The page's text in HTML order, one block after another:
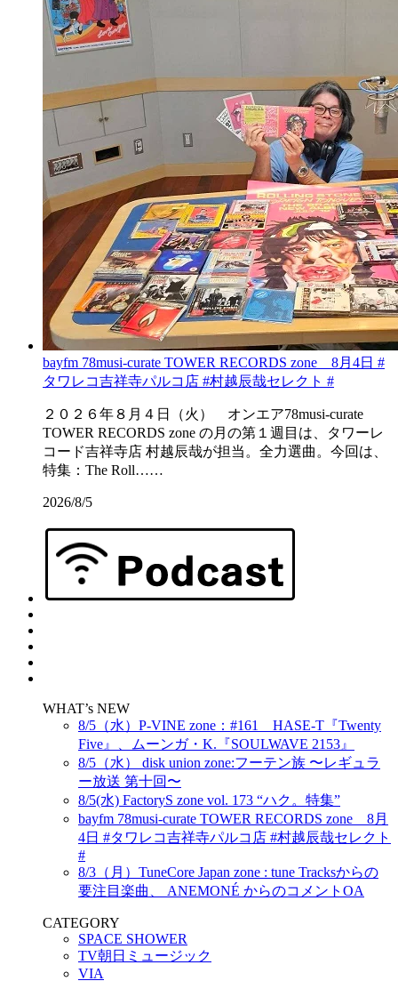
bayfm 78musi-curate TOWER RECORDS zone 8月4日 #
タワレコ吉祥寺パルコ店 #村越辰哉セレクト #
２０２６年８月４日（火） オンエア78musi-curate
TOWER RECORDS zone の月の第１週目は、タワーレ
コード吉祥寺店 村越辰哉が担当。全力選曲。今回は、
特集：The Roll……
2026/8/5
WHAT’s NEW
8/5（水）P-VINE zone：#161 HASE-T『Twenty
Five』、ムーンガ・K.『SOULWAVE 2153』
8/5（水） disk union zone:フーテン族 〜レギュラ
ー放送 第十回〜
8/5(水) FactoryS zone vol. 173 “ハク。特集”
bayfm 78musi-curate TOWER RECORDS zone 8月
4日 #タワレコ吉祥寺パルコ店 #村越辰哉セレクト
#
8/3（月）TuneCore Japan zone : tune Tracksからの
要注目楽曲、 ANEMONÉ からのコメントOA
CATEGORY
SPACE SHOWER
TV朝日ミュージック
VIA